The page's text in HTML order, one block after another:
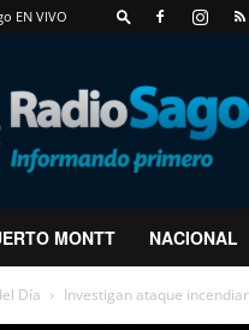
EN VIVO
MONTT NACIONAL
Día Investigan ataque